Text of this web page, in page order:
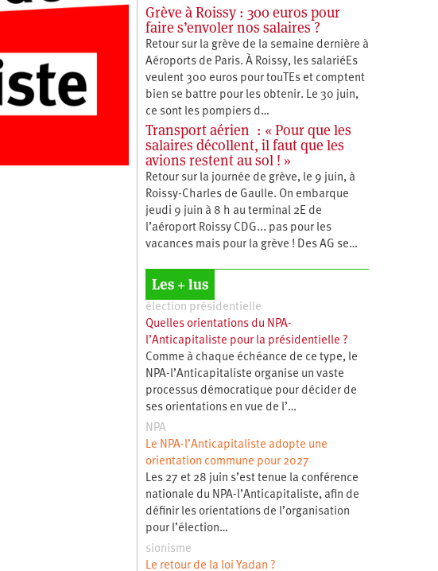
Grève à Roissy : 300 euros pour
faire s’envoler nos salaires ?
Retour sur la grève de la semaine dernière à
Aéroports de Paris. À Roissy, les salariéEs
veulent 300 euros pour touTEs et comptent
bien se battre pour les obtenir. Le 30 juin,
ce sont les pompiers d…
Transport aérien : « Pour que les
salaires décollent, il faut que les
avions restent au sol ! »
Retour sur la journée de grève, le 9 juin, à
Roissy-Charles de Gaulle. On embarque
jeudi 9 juin à 8 h au terminal 2E de
l’aéroport Roissy CDG... pas pour les
vacances mais pour la grève ! Des AG se…
Les + lus
élection présidentielle
Quelles orientations du NPA-
l’Anticapitaliste pour la présidentielle ?
Comme à chaque échéance de ce type, le
NPA-l’Anticapitaliste organise un vaste
processus démocratique pour décider de
ses orientations en vue de l’…
NPA
Le NPA-l’Anticapitaliste adopte une
orientation commune pour 2027
Les 27 et 28 juin s’est tenue la conférence
nationale du NPA-l’Anticapitaliste, afin de
définir les orientations de l’organisation
pour l’élection…
sionisme
Le retour de la loi Yadan ?